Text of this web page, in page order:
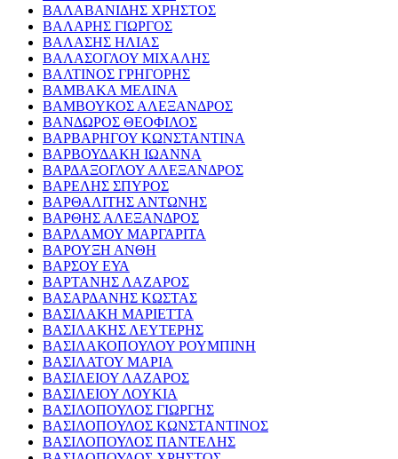
ΒΑΛΑΒΑΝΙΔΗΣ ΧΡΗΣΤΟΣ
ΒΑΛΑΡΗΣ ΓΙΩΡΓΟΣ
ΒΑΛΑΣΗΣ ΗΛΙΑΣ
ΒΑΛΑΣΟΓΛΟΥ ΜΙΧΑΛΗΣ
ΒΑΛΤΙΝΟΣ ΓΡΗΓΟΡΗΣ
ΒΑΜΒΑΚΑ ΜΕΛΙΝΑ
ΒΑΜΒΟΥΚΟΣ ΑΛΕΞΑΝΔΡΟΣ
ΒΑΝΔΩΡΟΣ ΘΕΟΦΙΛΟΣ
ΒΑΡΒΑΡΗΓΟΥ ΚΩΝΣΤΑΝΤΙΝΑ
ΒΑΡΒΟΥΔΑΚΗ ΙΩΑΝΝΑ
ΒΑΡΔΑΞΟΓΛΟΥ ΑΛΕΞΑΝΔΡΟΣ
ΒΑΡΕΛΗΣ ΣΠΥΡΟΣ
ΒΑΡΘΑΛΙΤΗΣ ΑΝΤΩΝΗΣ
ΒΑΡΘΗΣ ΑΛΕΞΑΝΔΡΟΣ
ΒΑΡΛΑΜΟΥ ΜΑΡΓΑΡΙΤΑ
ΒΑΡΟΥΞΗ ΑΝΘΗ
ΒΑΡΣΟΥ ΕΥΑ
ΒΑΡΤΑΝΗΣ ΛΑΖΑΡΟΣ
ΒΑΣΑΡΔΑΝΗΣ ΚΩΣΤΑΣ
ΒΑΣΙΛΑΚΗ ΜΑΡΙΕΤΤΑ
ΒΑΣΙΛΑΚΗΣ ΛΕΥΤΕΡΗΣ
ΒΑΣΙΛΑΚΟΠΟΥΛΟΥ ΡΟΥΜΠΙΝΗ
ΒΑΣΙΛΑΤΟΥ ΜΑΡΙΑ
ΒΑΣΙΛΕΙΟΥ ΛΑΖΑΡΟΣ
ΒΑΣΙΛΕΙΟΥ ΛΟΥΚΙΑ
ΒΑΣΙΛΟΠΟΥΛΟΣ ΓΙΩΡΓΗΣ
ΒΑΣΙΛΟΠΟΥΛΟΣ ΚΩΝΣΤΑΝΤΙΝΟΣ
ΒΑΣΙΛΟΠΟΥΛΟΣ ΠΑΝΤΕΛΗΣ